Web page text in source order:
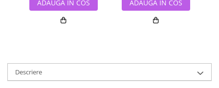
ADAUGA IN COS ADAUGA IN COS
Descriere